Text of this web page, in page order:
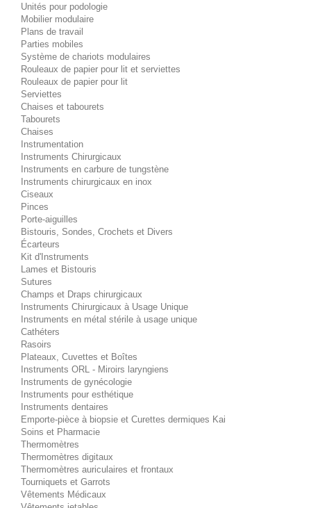
Unités pour podologie
Mobilier modulaire
Plans de travail
Parties mobiles
Système de chariots modulaires
Rouleaux de papier pour lit et serviettes
Rouleaux de papier pour lit
Serviettes
Chaises et tabourets
Tabourets
Chaises
Instrumentation
Instruments Chirurgicaux
Instruments en carbure de tungstène
Instruments chirurgicaux en inox
Ciseaux
Pinces
Porte-aiguilles
Bistouris, Sondes, Crochets et Divers
Écarteurs
Kit d'Instruments
Lames et Bistouris
Sutures
Champs et Draps chirurgicaux
Instruments Chirurgicaux à Usage Unique
Instruments en métal stérile à usage unique
Cathéters
Rasoirs
Plateaux, Cuvettes et Boîtes
Instruments ORL - Miroirs laryngiens
Instruments de gynécologie
Instruments pour esthétique
Instruments dentaires
Emporte-pièce à biopsie et Curettes dermiques Kai
Soins et Pharmacie
Thermomètres
Thermomètres digitaux
Thermomètres auriculaires et frontaux
Tourniquets et Garrots
Vêtements Médicaux